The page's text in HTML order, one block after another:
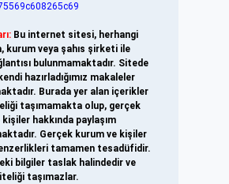
Bu internet sitesi, herhangi
kurum veya şahıs şirketi ile
bulunmamaktadır. Sitede
hazırladığımız makaleler
Burada yer alan içerikler
taşımamakta olup, gerçek
hakkında paylaşım
Gerçek kurum ve kişiler
tamamen tesadüfidir.
bilgiler taslak halindedir ve
taşımazlar.